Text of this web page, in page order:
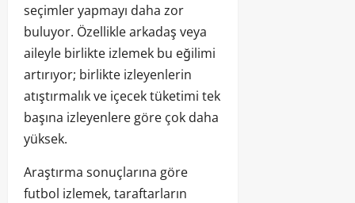
seçimler yapmayı daha zor
buluyor. Özellikle arkadaş veya
aileyle birlikte izlemek bu eğilimi
artırıyor; birlikte izleyenlerin
atıştırmalık ve içecek tüketimi tek
başına izleyenlere göre çok daha
yüksek.
Araştırma sonuçlarına göre
futbol izlemek, taraftarların